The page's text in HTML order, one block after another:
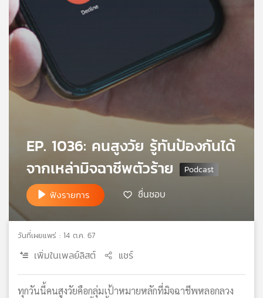
เกี่ยว
กับ
เรา
เครือ
ข่าย
แผนที่
วิทยุ
เครือ
ข่าย
EP. 1036: คนสูงวัย รู้ทันป้องกันได้
จากเหล่ามิจฉาชีพตัวร้าย
ฟังรายการ ชื่นชอบ
วันที่เผยแพร่ : 14 ต.ค. 67
เพิ่มในเพลย์ลิสต์ แชร์
ทุกวันนี้คนสูงวัยคือกลุ่มเป้าหมายหลักที่มิจฉาชีพหลอกลวง